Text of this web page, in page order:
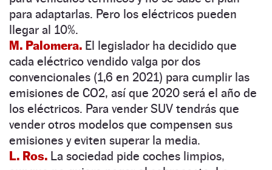
para adaptarlas. Pero los eléctricos pueden
llegar al 10%.
M. Palomera. El legislador ha decidido que
cada eléctrico vendido valga por dos
convencionales (1,6 en 2021) para cumplir las
emisiones de CO2, así que 2020 será el año de
los eléctricos. Para vender SUV tendrás que
vender otros modelos que compensen sus
emisiones y eviten superar la media.
L. Ros. La sociedad pide coches limpios,